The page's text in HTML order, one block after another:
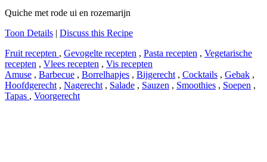
Quiche met rode ui en rozemarijn
Toon Details | Discuss this Recipe
Fruit recepten , Gevogelte recepten , Pasta recepten , Vegetarische
recepten , Vlees recepten , Vis recepten
Amuse , Barbecue , Borrelhapjes , Bijgerecht , Cocktails , Gebak ,
Hoofdgerecht , Nagerecht , Salade , Sauzen , Smoothies , Soepen ,
Tapas , Voorgerecht